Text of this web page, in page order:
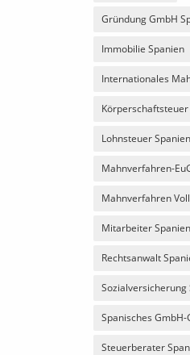
Gründung GmbH
Immobilie Spanien
Internationales
Lohnsteuer Spanien
Mahnverfahren-
Mahnverfahren
Mitarbeiter Spanien
Rechtsanwalt
Sozialversicherung
Spanisches GmbH-
Steuerberater